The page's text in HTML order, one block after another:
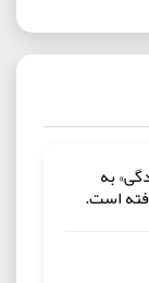
به
است.